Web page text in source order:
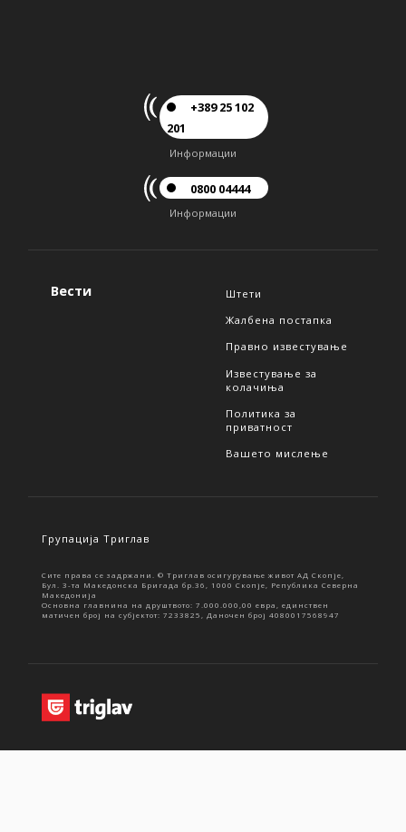
+389 25 102
201
Информации
0800 04444
Информации
Вести
Штети
Жалбена постапка
Правно известување
Известување за
колачиња
Политика за
приватност
Вашето мислење
Групација Триглав
Сите права се задржани. © Триглав осигурување живот АД Скопје,
Бул. 3-та Македонска Бригада бр.36, 1000 Скопје, Република Северна
Македонија
Основна главнина на друштвото: 7.000.000,00 евра, единствен
матичен број на субјектот: 7233825, Даночен број 4080017568947